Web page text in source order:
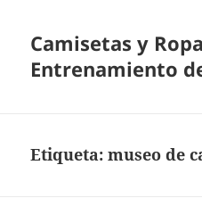
Camisetas y
Entrenamiento
Etiqueta:museo de